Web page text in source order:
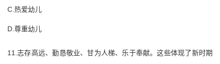
C.热爱幼儿
D.尊重幼儿
11.志存高远、勤恳敬业、甘为人梯、乐于奉献。这些体现了新时期